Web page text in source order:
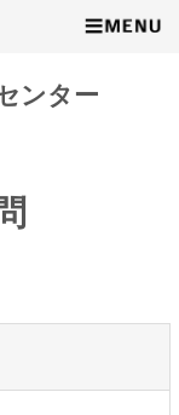
ンター